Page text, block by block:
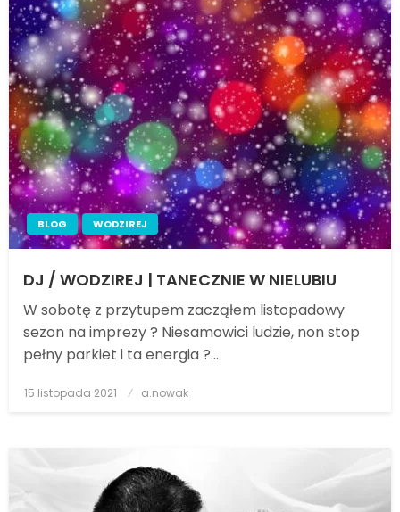
BLOG WODZIREJ
DJ / WODZIREJ | TANECZNIE W NIELUBIU
W sobotę z przytupem zacząłem listopadowy
sezon na imprezy ? Niesamowici ludzie, non stop
pełny parkiet i ta energia ?…
Posted
15 listopada 2021 a.nowak